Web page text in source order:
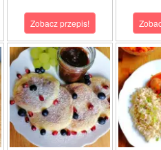
Zobacz przepis!